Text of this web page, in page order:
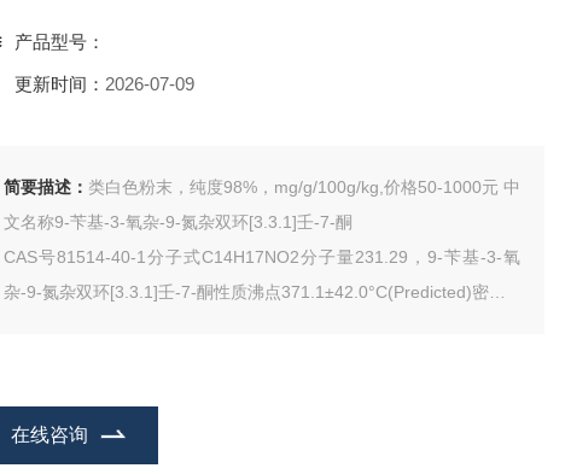
产品型号：
更新时间： 2026-07-09
简要描述： 类白色粉末，纯度98%，mg/g/100g/kg,价格50-1000元 中
文名称9-苄基-3-氧杂-9-氮杂双环[3.3.1]壬-7-酮
CAS号81514-40-1分子式C14H17NO2分子量231.29，9-苄基-3-氧
杂-9-氮杂双环[3.3.1]壬-7-酮性质沸点371.1±42.0°C(Predicted)密度1.
在线咨询